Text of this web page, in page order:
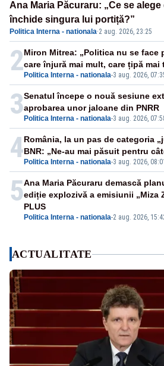
Ana Maria Păcuraru: „Ce se
închide singura lui portiță?”
Politica Interna - nationala·2 aug. 2026, 23:25
2 Politica Interna - nationala-3 aug. 2026,
Miron Mitrea: „Politica nu se face
care înjură mai mult, care țipă mai
3 Politica Interna - nationala-3 aug. 2026,
Senatul începe o nouă sesiune
aprobarea unor jaloane din PNRR
4 Politica Interna - nationala-3 aug. 2026, 08:01
România, la un pas de categoria
BNR: „Ne-au mai păsuit pentru
5
Politica Interna - nationala-2 aug. 2026,
Ana Maria Păcuraru demască
ediție explozivă a emisiunii „Miza
PLUS
ACTUALITATE